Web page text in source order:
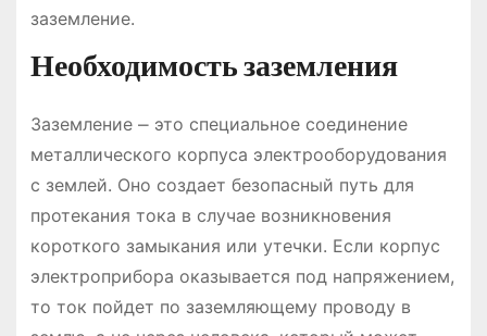
заземление.
Необходимость заземления
Заземление ⎼ это специальное соединение
металлического корпуса электрооборудования
с землей. Оно создает безопасный путь для
протекания тока в случае возникновения
короткого замыкания или утечки. Если корпус
электроприбора оказывается под напряжением,
то ток пойдет по заземляющему проводу в